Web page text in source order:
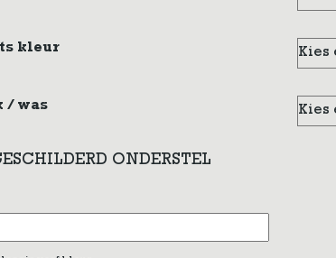
kleur
/ was
ONDERSTEL